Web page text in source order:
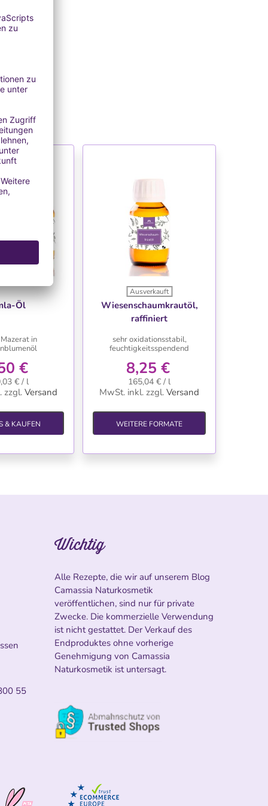
Öl
in
€
€ / l
zzgl. Versand
& KAUFEN
WUNSCHLISTE
Ausverkauft
Wiesenschaumkrautöl,
raffiniert
sehr oxidationsstabil,
feuchtigkeitsspendend
8,25 €
165,04 € / l
MwSt. inkl. zzgl. Versand
WEITERE FORMATE
55
Wichtig
Alle Rezepte, die wir auf unserem Blog
Camassia Naturkosmetik
veröffentlichen, sind nur für private
Zwecke. Die kommerzielle Verwendung
ist nicht gestattet. Der Verkauf des
Endproduktes ohne vorherige
Genehmigung von Camassia
Naturkosmetik ist untersagt.